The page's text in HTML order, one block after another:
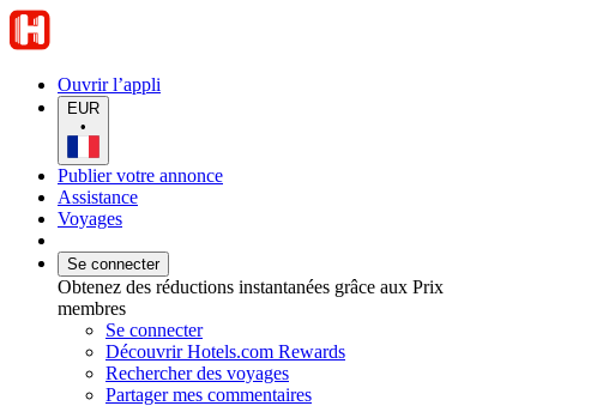
Ouvrir l’appli
EUR
•
Publier votre annonce
Assistance
Voyages
Se connecter
Obtenez des réductions instantanées grâce aux Prix
membres
Se connecter
Découvrir Hotels.com Rewards
Rechercher des voyages
Partager mes commentaires